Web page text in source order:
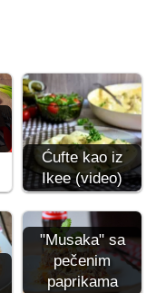
Ćufte kao iz
Ikee (video)
"Musaka" sa
pečenim
paprikama